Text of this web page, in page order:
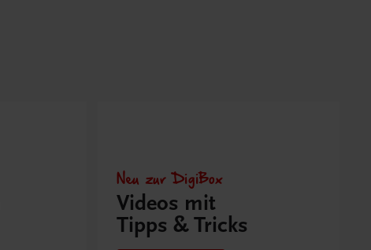
Neu zur DigiBox
Videos mit
Tipps & Tricks